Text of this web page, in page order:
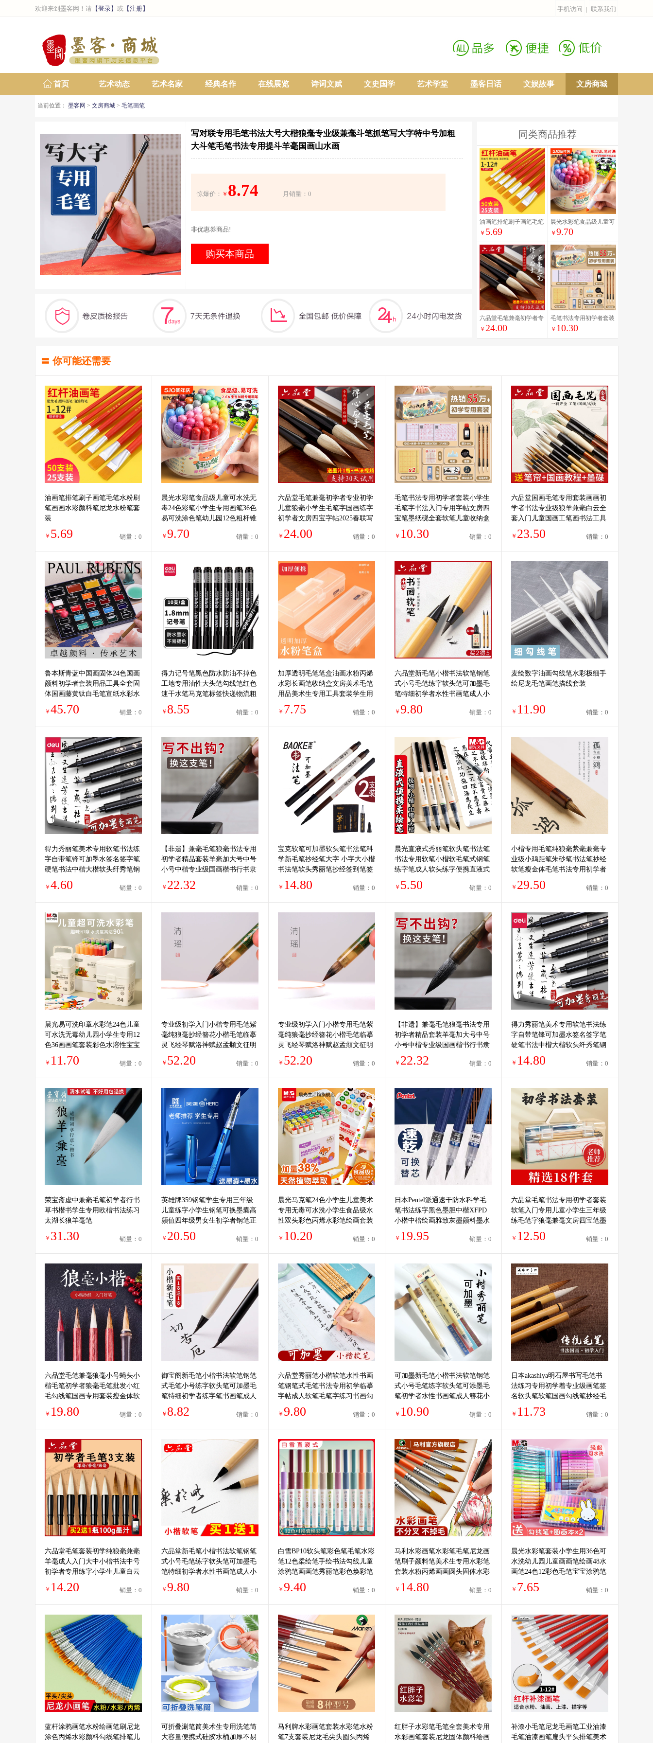
欢迎来到墨客网！请 【登录】 或 【注册】 手机访问 | 联系我们
首页 艺术动态 艺术名家 经典名作 在线展览 诗词文赋 文史国学 艺术学堂 墨客日话 文娱故事 文房商城
当前位置： 墨客网 > 文房商城 > 毛笔画笔
写对联专用毛笔书法大号大楷狼毫专业级兼毫斗笔抓笔写大字特中号加粗
大斗笔毛笔书法专用提斗羊毫国画山水画
惊爆价： ￥ 8.74 月销量：0
非优惠券商品!
购买本商品
同类商品推荐
油画笔排笔刷子画笔毛笔
水粉刷笔画画水彩颜料笔
尼龙水粉笔套装
￥ 5.69
晨光水彩笔食品级儿童可
水洗无毒24色彩笔小学生
专用画笔36色易可洗涂色
笔幼儿园12色粗杆锥形头
彩色笔马克笔
￥ 9.70
六品堂毛笔兼毫初学者专
业初学儿童狼毫小学生毛
笔字国画练字初学者文房
￥ 24.00
毛笔书法专用初学者套装
小学生毛笔字书法入门专
用字帖文房四宝笔墨纸砚
￥ 10.30
〓 你可能还需要
油画笔排笔刷子画笔毛笔水粉刷
笔画画水彩颜料笔尼龙水粉笔套
装
￥ 5.69 销量：0
晨光水彩笔食品级儿童可水洗无
毒24色彩笔小学生专用画笔36色
易可洗涂色笔幼儿园12色粗杆锥
形头彩色笔马克笔
￥ 9.70 销量：0
六品堂毛笔兼毫初学者专业初学
儿童狼毫小学生毛笔字国画练字
初学者文房四宝字帖2025春联写
对联专用毛笔书法
￥ 24.00 销量：0
毛笔书法专用初学者套装小学生
毛笔字书法入门专用字帖文房四
宝笔墨纸砚全套软笔儿童收纳盒
工具练字兼毫湖笔
￥ 10.30 销量：0
六品堂国画毛笔专用套装画画初
学者书法专业级狼羊兼毫白云全
套入门儿童国画工笔画书法工具
用品画笔熟宣纸
￥ 23.50 销量：0
鲁本斯青蓝中国画固体24色国画
颜料初学者套装用品工具全套固
体国画藤黄钛白毛笔宣纸水彩水
墨画矿物学生专用
￥ 45.70 销量：0
得力记号笔黑色防水防油不掉色
工地专用油性大头笔勾线笔红色
速干水笔马克笔标签快递物流粗
头瓷砖画线
￥ 8.55 销量：0
加厚透明毛笔笔盒油画水粉丙烯
水彩长画笔收纳盒文房美术毛笔
用品美术生专用工具套装学生用
长杆铅笔盒加长
￥ 7.75 销量：0
六品堂新毛笔小楷书法软笔钢笔
式小号毛笔练字软头笔可加墨毛
笔特细初学者水性书画笔成人小
楷软头秀丽笔
￥ 9.80 销量：0
麦绘数字油画勾线笔水彩极细手
绘尼龙毛笔画笔描线套装
￥ 11.90 销量：0
得力秀丽笔美术专用软笔书法练
字自带笔锋可加墨水签名签字笔
硬笔书法中楷大楷软头纤秀笔钢
笔式毛笔软头笔
￥ 4.60 销量：0
【非遗】兼毫毛笔狼毫书法专用
初学者精品套装羊毫加大号中号
小号中楷专业级国画楷书行书隶
书小学生写毛笔字
￥ 22.32 销量：0
宝克软笔可加墨软头笔书法笔科
学新毛笔抄经笔大字 小字大小楷
书法笔软头秀丽笔抄经签到笔签
名笔练字专用笔
￥ 14.80 销量：0
晨光直液式秀丽笔软头笔书法笔
书法专用软笔小楷软毛笔式钢笔
练字笔成人软头练字便携直液式
极细中楷软头笔
￥ 5.50 销量：0
小楷专用毛笔纯狼毫紫毫兼毫专
业级小鸡距笔朱砂笔书法笔抄经
软笔瘦金体毛笔书法专用初学者
小楷软笔入门套装
￥ 29.50 销量：0
晨光易可洗印章水彩笔24色儿童
可水洗无毒幼儿园小学生专用12
色36画画笔套装彩色水溶性宝宝
用涂色笔美术绘画
￥ 11.70 销量：0
专业级初学入门小楷专用毛笔紫
毫纯狼毫抄经簪花小楷毛笔临摹
灵飞经琴赋洛神赋赵孟頫文征明
小楷书法练字套装
￥ 52.20 销量：0
专业级初学入门小楷专用毛笔紫
毫纯狼毫抄经簪花小楷毛笔临摹
灵飞经琴赋洛神赋赵孟頫文征明
小楷书法练字套装
￥ 52.20 销量：0
【非遗】兼毫毛笔狼毫书法专用
初学者精品套装羊毫加大号中号
小号中楷专业级国画楷书行书隶
书小学生写毛笔字
￥ 22.32 销量：0
得力秀丽笔美术专用软笔书法练
字自带笔锋可加墨水签名签字笔
硬笔书法中楷大楷软头纤秀笔钢
笔式毛笔软头笔
￥ 14.80 销量：0
荣宝斋虚中兼毫毛笔初学者行书
草书楷书学生专用欧楷书法练习
太湖长狼羊毫笔
￥ 31.30 销量：0
英雄牌359钢笔学生专用三年级
儿童练字小学生钢笔可换墨囊高
颜值四年级男女生初学者钢笔正
品官方旗舰店
￥ 20.50 销量：0
晨光马克笔24色小学生儿童美术
专用无毒可水洗小学生食品级水
性双头彩色丙烯水彩笔绘画套装
12色24色36色48色
￥ 10.20 销量：0
日本Pentel派通速干防水科学毛
笔书法练字黑色墨胆中楷XFPD
小楷中楷绘画雅致灰墨颜料墨水
可换墨囊软头书法笔
￥ 19.95 销量：0
六品堂毛笔书法专用初学者套装
软笔入门专用儿童小学生三年级
练毛笔字狼毫兼毫文房四宝笔墨
纸砚工具收纳盒
￥ 12.50 销量：0
六品堂毛笔兼毫狼毫小号蝇头小
楷毛笔初学者狼毫毛笔批发小红
毛勾线笔国画专用套装瘦金体软
笔画笔书法
￥ 19.80 销量：0
御宝阁新毛笔小楷书法软笔钢笔
式毛笔小号练字软头笔可加墨毛
笔特细初学者练字笔书画笔成人
抄经笔秀丽笔勾线
￥ 8.82 销量：0
六品堂秀丽笔小楷软笔水性书画
笔钢笔式毛笔书法专用初学临摹
字帖成人软笔毛笔字练习书画勾
线笔静心练字套装
￥ 9.80 销量：0
可加墨新毛笔小楷书法软笔钢笔
式小号毛笔练字软头笔可添墨毛
笔初学者水性书画笔成人簪花小
楷描红软头秀丽笔
￥ 10.90 销量：0
日本akashiya明石屋书写毛笔书
法练习专用初学着专业级画笔签
名软头笔软笔国画勾线笔抄经毛
￥ 11.73 销量：0
六品堂毛笔套装初学纯狼毫兼毫
羊毫成人入门大中小楷书法中号
初学者专用练字小学生儿童白云
毛笔国画软笔湖笔
￥ 14.20 销量：0
六品堂新毛笔小楷书法软笔钢笔
式小号毛笔练字软头笔可加墨毛
笔特细初学者水性书画笔成人小
楷软头秀丽笔
￥ 9.80 销量：0
白雪BP10软头笔彩色笔毛笔水彩
笔12色柔绘笔手绘书法勾线儿童
涂鸦笔画画笔秀丽笔彩色焕彩笔
可换囊软笔彩色
￥ 9.40 销量：0
马利水彩画笔水彩笔毛笔尼龙画
笔刷子颜料笔美术生专用水彩笔
套装水粉丙烯画画圆头固体水彩
排笔勾线笔旗舰店
￥ 14.80 销量：0
晨光水彩笔套装小学生用36色可
水洗幼儿园儿童画画笔绘画48水
画笔24色12彩色毛笔宝宝涂鸦笔
软头彩笔品质保障
￥ 7.65 销量：0
蓝杆涂鸦画笔水粉绘画笔刷尼龙
涂色丙烯水彩颜料勾线笔排笔儿
可折叠涮笔筒美术生专用洗笔筒
大容量便携式硅胶水桶加厚不易
马利牌水彩画笔套装水彩笔水粉
笔7支套装尼龙毛尖头圆头丙烯
红胖子水彩笔毛笔全套美术专用
水彩画笔套装尼龙固体颜料绘画
补漆小毛笔尼龙毛画笔工业油漆
毛笔油漆画笔扁头平头排笔美术